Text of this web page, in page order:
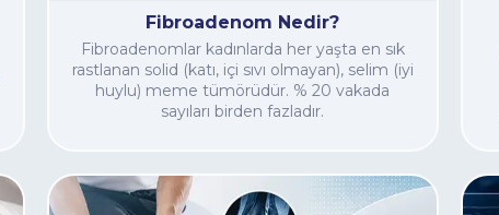
Fibroadenom Nedir?
Fibroadenomlar kadınlarda her yaşta en sık
rastlanan solid (katı, içi sıvı olmayan), selim (iyi
huylu) meme tümörüdür. % 20 vakada
sayıları birden fazladır.